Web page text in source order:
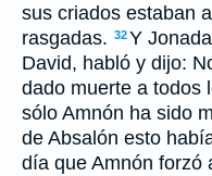
sus criados estaban
rasgadas. 32Y
David, habló y dijo:
dado muerte a todos
sólo Amnón ha sido
de Absalón esto
día que Amnón forzó